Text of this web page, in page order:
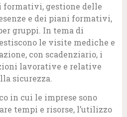
formativi, gestione delle
e dei piani formativi,
gruppi. In tema di
le visite mediche e
con scadenziario, i
lavorative e relative
sicurezza.
in cui le imprese sono
tempi e risorse, l’utilizzo